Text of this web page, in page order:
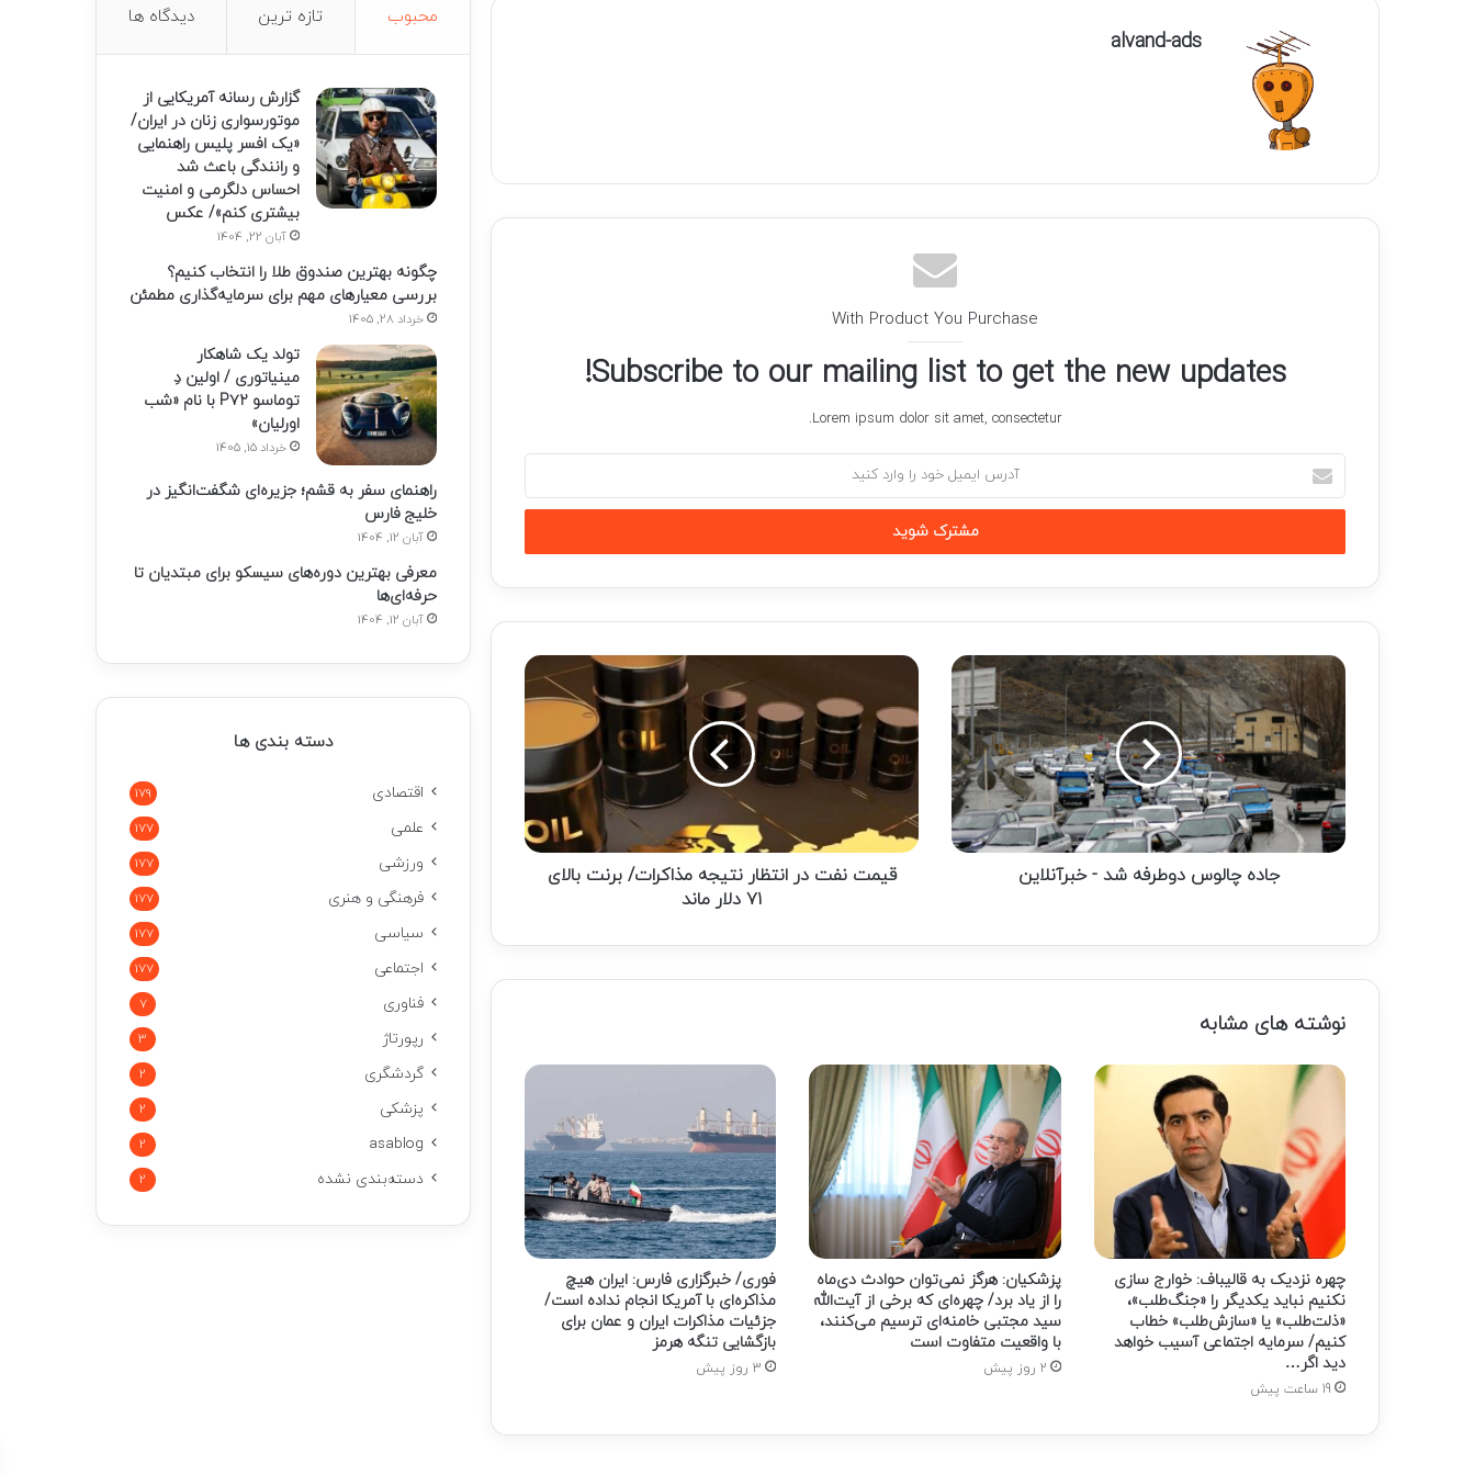
alvand-ads
With Product You Purchase
Subscribe to our mailing list to get the new updates!
Lorem ipsum dolor sit amet, consectetur.
ایمیل
خود
وارد
جاده
چالوس
دوطرفه
شد
خبرآنلاین
جاده چالوس دوطرفه شد - خبرآنلاین
قیمت
در
انتظار
نتیجه
مذاکرات/
بالای
۷۱
قیمت نفت در انتظار نتیجه مذاکرات/ برنت بالای
۷۱ دلار ماند
نوشته های مشابه
چهره نزدیک به قالیباف: خوارج سازی
نکنیم نباید یکدیگر را «جنگ‌طلب»،
«ذلت‌طلب» یا «سازش‌طلب» خطاب
کنیم/ سرمایه اجتماعی آسیب خواهد
دید اگر…
19 ساعت پیش
پزشکیان: هرگز نمی‌توان حوادث دی‌ماه
را از یاد برد/ چهره‌ای که برخی از آیت‌الله
سید مجتبی خامنه‌ای ترسیم می‌کنند،
با واقعیت متفاوت است
2 روز پیش
فوری/ خبرگزاری فارس: ایران هیچ
مذاکره‌ای با آمریکا انجام نداده است/
جزئیات مذاکرات ایران و عمان برای
بازگشایی تنگه هرمز
3 روز پیش
محبوب تازه ترین دیدگاه ها
گزارش رسانه آمریکایی از
موتورسواری زنان در ایران/
«یک افسر پلیس راهنمایی
و رانندگی باعث شد
احساس دلگرمی و امنیت
بیشتری کنم»/ عکس
آبان 22, 1404
چگونه بهترین صندوق طلا را انتخاب کنیم؟
بررسی معیارهای مهم برای سرمایه‌گذاری مطمئن
خرداد 28, 1405
تولد یک شاهکار
مینیاتوری / اولین دِ
توماسو P۷۲ با نام «شب
اورلیان»
خرداد 15, 1405
راهنمای سفر به قشم؛ جزیره‌ای شگفت‌انگیز در
خلیج فارس
آبان 12, 1404
معرفی بهترین دوره‌های سیسکو برای مبتدیان تا
حرفه‌ای‌ها
آبان 12, 1404
دسته بندی ها
اقتصادی 179
علمی 177
ورزشی 177
فرهنگی و هنری 177
سیاسی 177
اجتماعی 177
فناوری 7
رپورتاژ 3
گردشگری 2
پزشکی 2
asablog
2
دسته‌بندی نشده 2